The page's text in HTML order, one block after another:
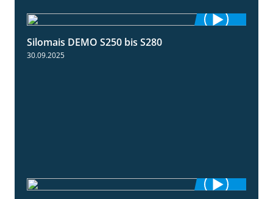
Silomais DEMO S250 bis S280
30.09.2025